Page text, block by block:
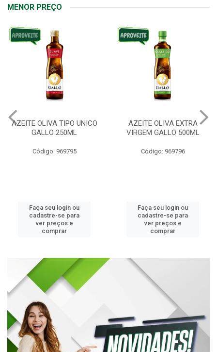
MENOR PREÇO
AZEITE OLIVA TIPO UNICO
GALLO 250ML
Código: 969795
Faça seu login ou
cadastre-se para
ver preços e
comprar
AZEITE OLIVA EXTRA
VIRGEM GALLO 500ML
Código: 969796
Faça seu login ou
cadastre-se para
ver preços e
comprar